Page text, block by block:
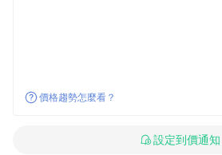
價格趨勢怎麼看？
設定到價通知